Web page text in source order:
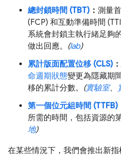
總封鎖時間 (TBT) ： 測量
(FCP) 和互動準備時間
系統會封鎖主執行緒足夠
做出回應。 (lab)
累計版面配置位移 (CLS) ：
命週期狀態變更為隱藏期
移的累計分數。 (實驗室、
第一個位元組時間 (TTFB)
所需的時間，包括資源的
地)
在某些情況下，我們會推出新